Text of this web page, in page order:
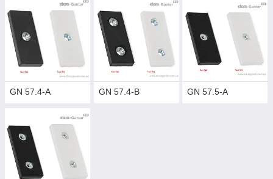
GN 57.4-A GN 57.4-B GN 57.5-A